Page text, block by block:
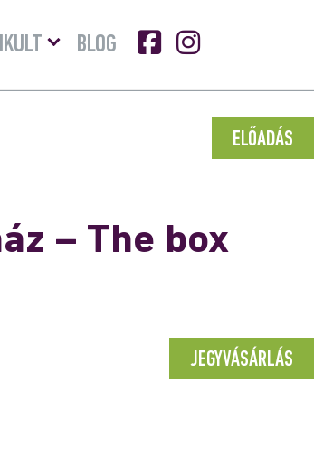
Menü
lenyitása
BLOG
ELŐADÁS
– The box
JEGYVÁSÁRLÁS